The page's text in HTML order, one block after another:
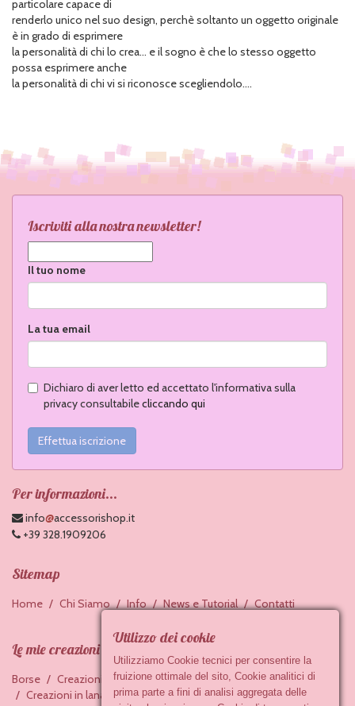
particolare capace di
renderlo unico nel suo design, perchè soltanto un oggetto originale
è in grado di esprimere
la personalità di chi lo crea... e il sogno è che lo stesso oggetto
possa esprimere anche
la personalità di chi vi si riconosce scegliendolo....
Iscriviti alla nostra newsletter!
Il tuo nome
La tua email
Dichiaro di aver letto ed accettato l'informativa sulla
privacy consultabilecliccando qui
Effettua iscrizione
Per informazioni...
info@accessorishop.it
+39 328.1909206
Sitemap
Home Chi Siamo Info News e Tutorial Contatti
Le mie creazioni
Borse Creazioni in feltro
Accessori in ceramica
Creazioni in lana cardata
Bracciali
Portachiavi
Utilizzo dei cookie
Utilizziamo Cookie tecnici per consentire la
fruizione ottimale del sito, Cookie analitici di
prima parte a fini di analisi aggregata delle